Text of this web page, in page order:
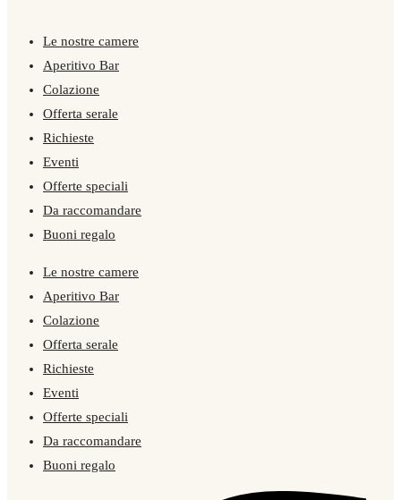
Le nostre camere
Aperitivo Bar
Colazione
Offerta serale
Richieste
Eventi
Offerte speciali
Da raccomandare
Buoni regalo
Le nostre camere
Aperitivo Bar
Colazione
Offerta serale
Richieste
Eventi
Offerte speciali
Da raccomandare
Buoni regalo